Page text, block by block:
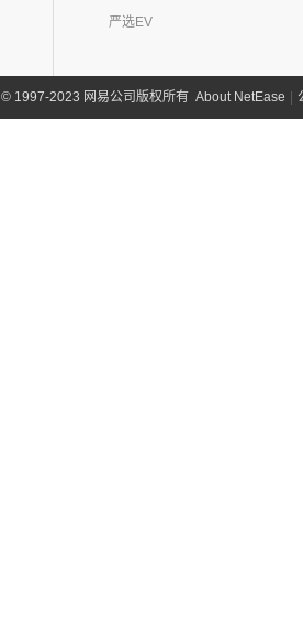
严选EV
©1997-2023 网易公司版权所有 About NetEase